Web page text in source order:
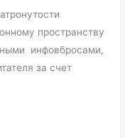
пространству
инфовбросами,
за счет